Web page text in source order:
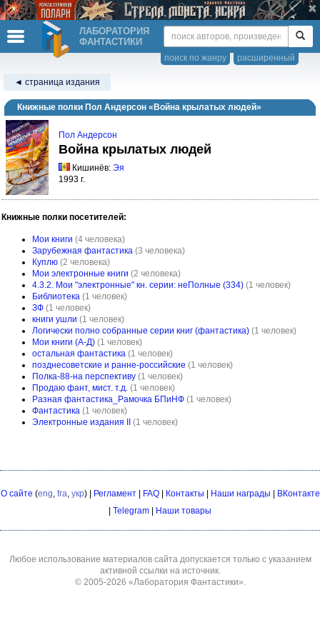
ЛАБОРАТОРИЯ
ФАНТАСТИКИ
расширенный
поиск по жанру
◄ страница издания
Книжные полки Пол Андерсон «Война крылатых людей»
Пол Андерсон
Война крылатых людей
Кишинёв: Эя
1993 г.
Книжные полки посетителей:
Мои книги (4 человека)
Зарубежная фантастика (3 человека)
Куплю (2 человека)
Мои электронные книги (2 человека)
4.3.2. Мои "электронные" кн. серии: неПолные (334) (1 человек)
Библиотека (1 человек)
ЗФ (1 человек)
книги ушли (1 человек)
Логически полно собранные серии книг (фантастика) (1 человек)
Мои книги (А-Д) (1 человек)
остальная фантастика (1 человек)
позднесоветские и ранне-российские (1 человек)
Полка-88-на перспективу (1 человек)
Продаю фант, мист. т.д. (1 человек)
Разная фантастика_Рамочка БПиНФ (1 человек)
Фантастика (1 человек)
Электронные издания II
(1 человек)
О сайте (eng, fra, укр) | Регламент| FAQ| Контакты Наши награды
ВКонтакте
Telegram Наши товары
Любое использование материалов сайта допускается только с указанием
активной ссылки на источник.
© 2005-2026 «Лаборатория Фантастики».